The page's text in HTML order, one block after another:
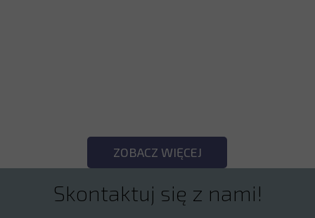
ZOBACZ WIĘCEJ
Skontaktuj się z nami!